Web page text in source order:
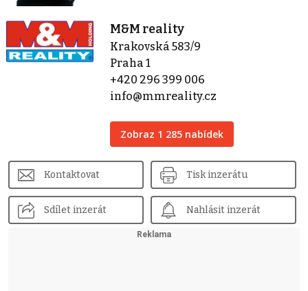
M&M reality
Krakovská 583/9
Praha 1
+420 296 399 006
info@mmreality.cz
Zobraz 1 285 nabídek
Kontaktovat Tisk inzerátu
Sdílet inzerát Nahlásit inzerát